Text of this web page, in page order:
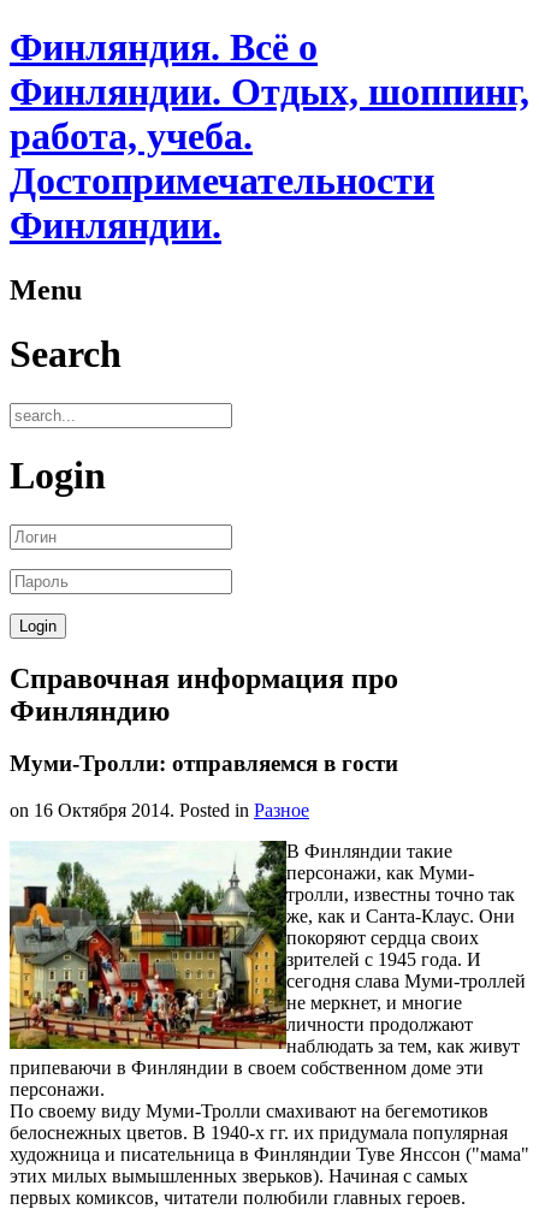
Финляндия. Всё о
Финляндии. Отдых, шоппинг,
работа, учеба.
Достопримечательности
Финляндии.
Menu
Search
Login
Справочная информация про
Финляндию
Муми-Тролли: отправляемся в гости
on 16 Октября 2014. Posted in Разное
В Финляндии такие
персонажи, как Муми-
тролли, известны точно так
же, как и Санта-Клаус. Они
покоряют сердца своих
зрителей с 1945 года. И
сегодня слава Муми-троллей
не меркнет, и многие
личности продолжают
наблюдать за тем, как живут
припеваючи в Финляндии в своем собственном доме эти
персонажи.
По своему виду Муми-Тролли смахивают на бегемотиков
белоснежных цветов. В 1940-х гг. их придумала популярная
художница и писательница в Финляндии Туве Янссон ("мама"
этих милых вымышленных зверьков). Начиная с самых
первых комиксов, читатели полюбили главных героев.